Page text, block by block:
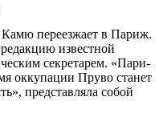
переезжает в Париж.
известной
секретарем. «Пари-
оккупации Пруво станет
представляла собой